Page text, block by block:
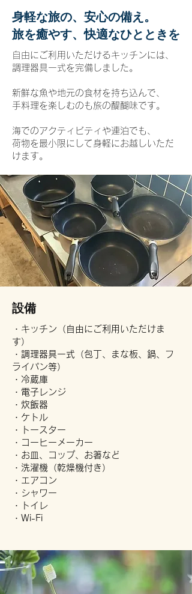
身軽な旅の、安心の備え。
旅を癒やす、快適なひとときを
自由にご利用いただけるキッチンには、
調理器具一式を完備しました。
新鮮な魚や地元の食材を持ち込んで、
手料理を楽しむのも旅の醍醐味です。
海でのアクティビティや連泊でも、
荷物を最小限にして身軽にお越しいただ
けます。
設備
・キッチン（自由にご利用いただけま
す）
・調理器具一式（包丁、まな板、鍋、フ
ライパン等）
・冷蔵庫
・電子レンジ
・炊飯器
・ケトル
・トースター
・コーヒーメーカー
・お皿、コップ、お箸など
・洗濯機（乾燥機付き）
・エアコン
・シャワー
・トイレ
・Wi-Fi